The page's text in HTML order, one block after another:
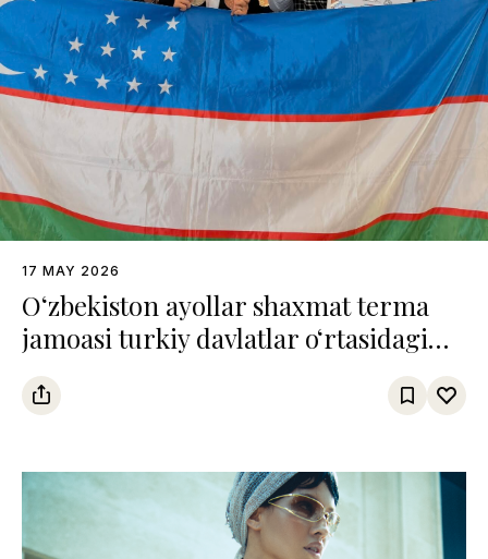
17 MAY 2026
O‘zbekiston ayollar shaxmat terma
jamoasi turkiy davlatlar o‘rtasidagi
chempionatda uchinchi o‘rinni
egalladi